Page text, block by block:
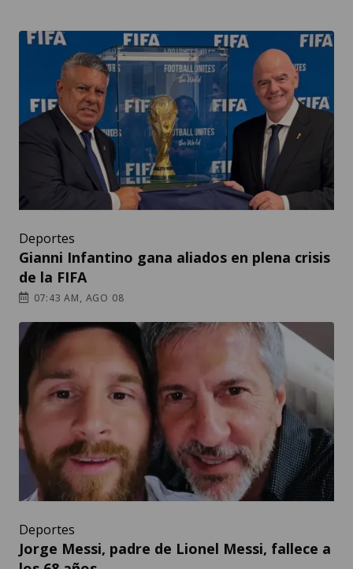
Deportes
Gianni Infantino gana aliados en plena crisis
de la FIFA
07:43 AM, AGO 08
Deportes
Jorge Messi, padre de Lionel Messi, fallece a